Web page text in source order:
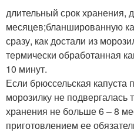
длительный срок хранения,
месяцев;бланшированную
сразу, как достали из
термически обработанная
10 минут.
Если брюссельская капуста
морозилку не подвергалась
хранения не больше 6 – 8
приготовлением ее